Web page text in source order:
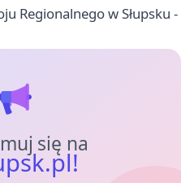
Regionalnego w Słupsku -
się na